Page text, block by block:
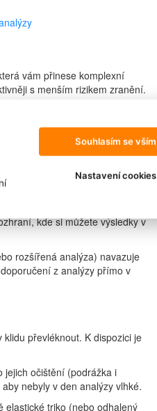
Souhlasím se vším
Nastavení cookies
vám přinese komplexní
s menším rizikem zranění.
po celém těle běžce a
sofistikovaným softwarem,
Během 90 minut s vámi
data vyhodnotí přímo na
kde si můžete výsledky v
rozšířená analýza) navazuje
z analýzy přímo v
převléknout. K dispozici je
jejich očištění (podrážka i
nebyly v den analýzy vlhké.
elastické triko (nebo odhalený